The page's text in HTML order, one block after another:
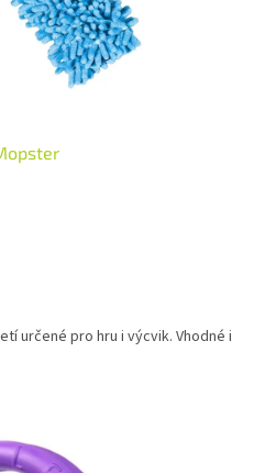
určené pro hru i výcvik. Vhodné i